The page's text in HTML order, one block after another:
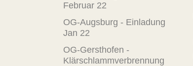
Februar 22
OG-Augsburg - Einladung
Jan 22
OG-Gersthofen -
Klärschlammverbrennung